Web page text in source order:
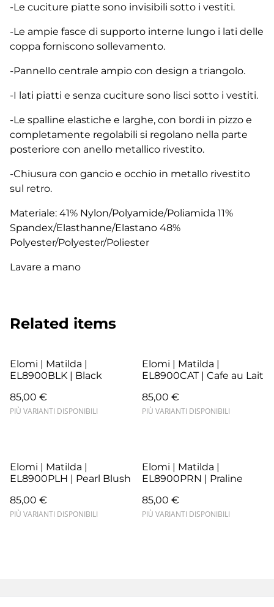
-Le cuciture piatte sono invisibili sotto i vestiti.
-Le ampie fasce di supporto interne lungo i lati delle
coppa forniscono sollevamento.
-Pannello centrale ampio con design a triangolo.
-I lati piatti e senza cuciture sono lisci sotto i vestiti.
-Le spalline elastiche e larghe, con bordi in pizzo e
completamente regolabili si regolano nella parte
posteriore con anello metallico rivestito.
-Chiusura con gancio e occhio in metallo rivestito
sul retro.
Materiale: 41% Nylon/Polyamide/Poliamida 11%
Spandex/Elasthanne/Elastano 48%
Polyester/Polyester/Poliester
Lavare a mano
Related items
Elomi | Matilda |
EL8900BLK | Black
85,00 €
PIÙ VARIANTI DISPONIBILI
Elomi | Matilda |
EL8900CAT | Cafe au Lait
85,00 €
PIÙ VARIANTI DISPONIBILI
Elomi | Matilda |
EL8900PLH | Pearl Blush
85,00 €
PIÙ VARIANTI DISPONIBILI
Elomi | Matilda |
EL8900PRN | Praline
85,00 €
PIÙ VARIANTI DISPONIBILI